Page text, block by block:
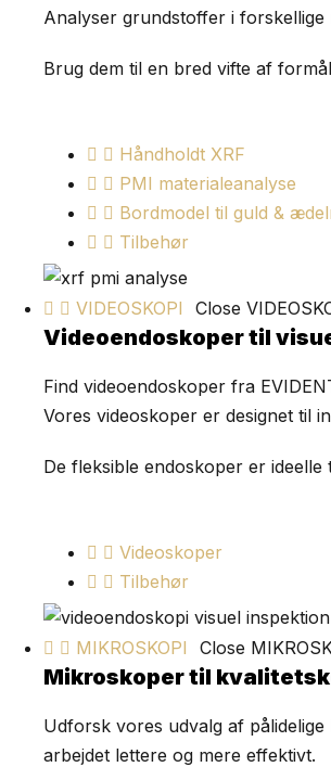
Analyser grundstoffer i
Brug dem til en bred vifte af
Håndholdt XRF
PMI materialeanalyse
Bordmodel til guld &
Tilbehør
VIDEOSKOPI Close
Videoendoskoper til
Find videoendoskoper fra
Vores videoskoper er designet til
De fleksible endoskoper er
Videoskoper
Tilbehør
MIKROSKOPI Close
Mikroskoper til
Udforsk vores udvalg af
arbejdet lettere og mere effektivt.